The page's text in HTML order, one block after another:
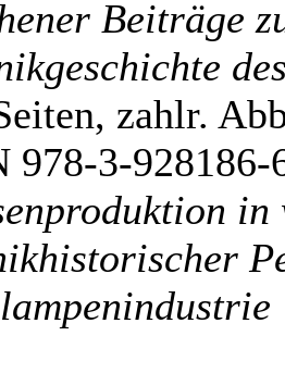
Beiträge
zahlr.
978-3-928186-